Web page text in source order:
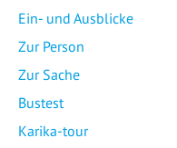
Ein- und Ausblicke
Zur Person
Zur Sache
Bustest
Karika-tour